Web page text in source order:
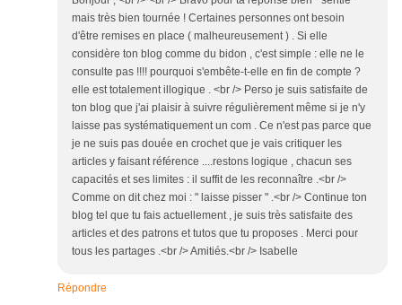
mais très bien tournée ! Certaines personnes ont besoin
d'être remises en place ( malheureusement ) . Si elle
considère ton blog comme du bidon , c'est simple : elle ne le
consulte pas !!!! pourquoi s'embête-t-elle en fin de compte ?
elle est totalement illogique . <br /> Perso je suis satisfaite de
ton blog que j'ai plaisir à suivre régulièrement même si je n'y
laisse pas systématiquement un com . Ce n'est pas parce que
je ne suis pas douée en crochet que je vais critiquer les
articles y faisant référence ....restons logique , chacun ses
capacités et ses limites : il suffit de les reconnaître .<br />
Comme on dit chez moi : " laisse pisser " .<br /> Continue ton
blog tel que tu fais actuellement , je suis très satisfaite des
articles et des patrons et tutos que tu proposes . Merci pour
tous les partages .<br /> Amitiés.<br /> Isabelle
Répondre